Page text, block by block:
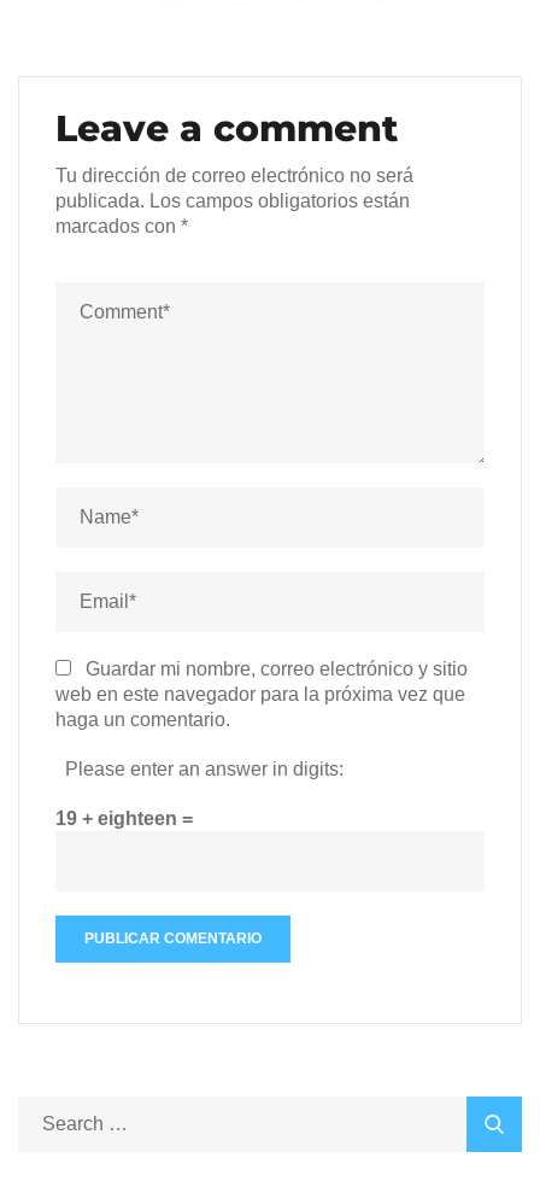
Leave a comment
Tu dirección de correo electrónico no será
publicada. Los campos obligatorios están
marcados con *
Guardar mi nombre, correo electrónico y sitio
web en este navegador para la próxima vez que
haga un comentario.
Please enter an answer in digits:
19 + eighteen =